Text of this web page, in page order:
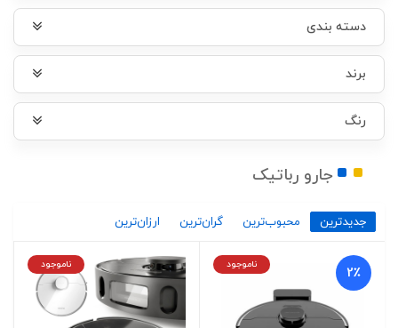
دسته بندی
برند
رنگ
جارو رباتیک
جدیدترین محبوب‌ترین گران‌ترین ارزان‌ترین
2٪ ناموجود ناموجود